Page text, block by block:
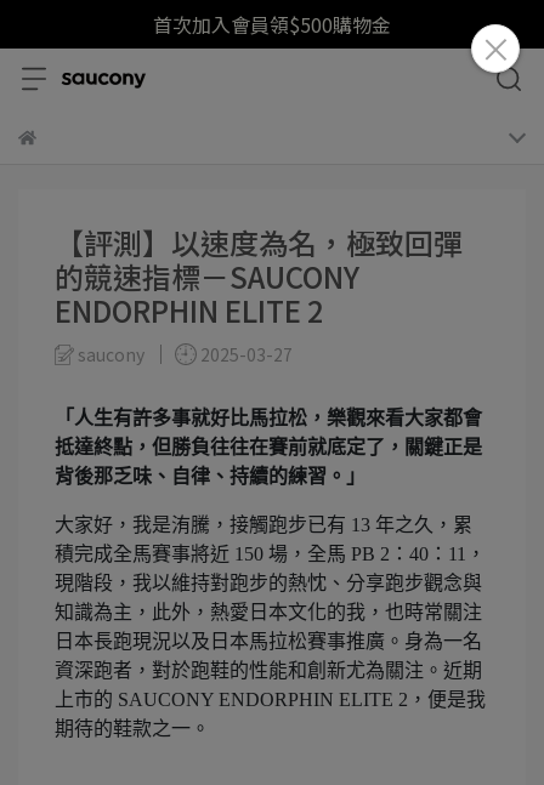
首次加入會員領$500購物金
【評測】以速度為名，極致回彈
的競速指標－SAUCONY
ENDORPHIN ELITE 2
saucony 2025-03-27
「人生有許多事就好比馬拉松，樂觀來看大家都會
抵達終點，但勝負往往在賽前就底定了，關鍵正是
背後那乏味、自律、持續的練習。」
大家好，我是洧騰，接觸跑步已有 13 年之久，累
積完成全馬賽事將近 150 場，全馬 PB 2：40：11，
現階段，我以維持對跑步的熱忱、分享跑步觀念與
知識為主，此外，熱愛日本文化的我，也時常關注
日本長跑現況以及日本馬拉松賽事推廣。身為一名
資深跑者，對於跑鞋的性能和創新尤為關注。近期
上市的 SAUCONY ENDORPHIN ELITE 2，便是我
期待的鞋款之一。